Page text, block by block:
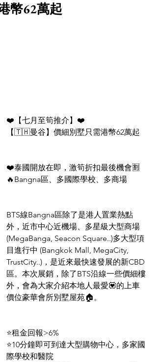
幣62萬起
❤️【七月至筍推介】❤️
【🇹🇭曼谷】價細別墅只需港幣62萬起
❤️泰國開放在即，激筍折扣最後機會🈹
🔥Bangna區、多國際學校、多商場
BTS線Bangna區除了是港人置業熱點
外，近市中心近機場、多星級大型商場
(MegaBanga, Seacon Square..)多大型項
目進行中 (Bangkok Mall, MegaCity,
TrustCity..)，是近來最快速發展的新CBD
區。本次展銷，除了BTS沿線一些價細樓
外，會為大家介紹本地人最愛💟的上車
價位豪華會所別墅屋苑🏠。
⭐租金回報>6%
⭐10分鐘即可到達大型購物中心，多家國
際學校和醫院